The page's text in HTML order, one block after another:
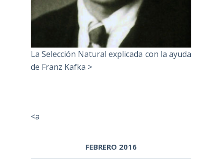
La Selección Natural explicada con la ayuda
de Franz Kafka >
<a
FEBRERO 2016